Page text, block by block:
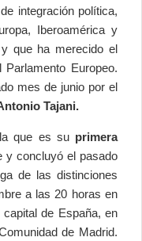
integración política,
Iberoamérica y
que ha merecido el
Europeo.
mes de junio por el
Tajani.
que es su primera
y concluyó el pasado
de las distinciones
a las 20 horas en
de España, en
de Madrid.